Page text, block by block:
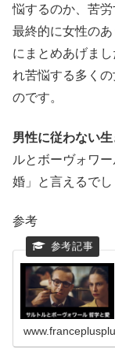
悩するのか、苦労
最終的に女性の
にまとめあげま
れ苦悩する多く
のです。
男性に従わない生
ルとボーヴォワ
婚」と言えるでし
参考